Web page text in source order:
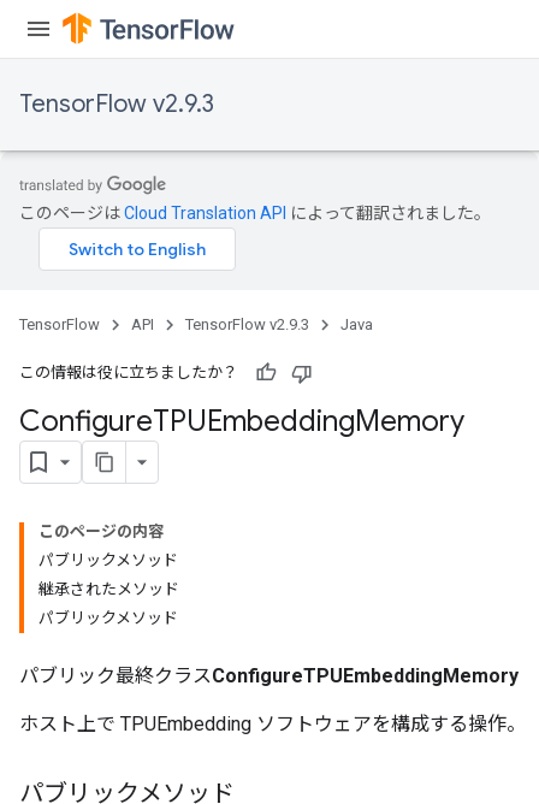
TensorFlow v2.9.3
このページはCloud Translation API によって翻訳されました。
TensorFlow API TensorFlow v2.9.3 Java
この情報は役に立ちましたか？
ConfigureTPUEmbeddingMemory
このページの内容
パブリックメソッド
継承されたメソッド
パブリックメソッド
パブリック最終クラスConfigureTPUEmbeddingMemory
ホスト上で TPUEmbedding ソフトウェアを構成する操作。
パブリックメソッド